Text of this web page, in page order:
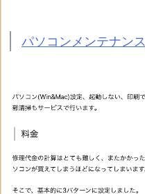
パソコンメンテナンス